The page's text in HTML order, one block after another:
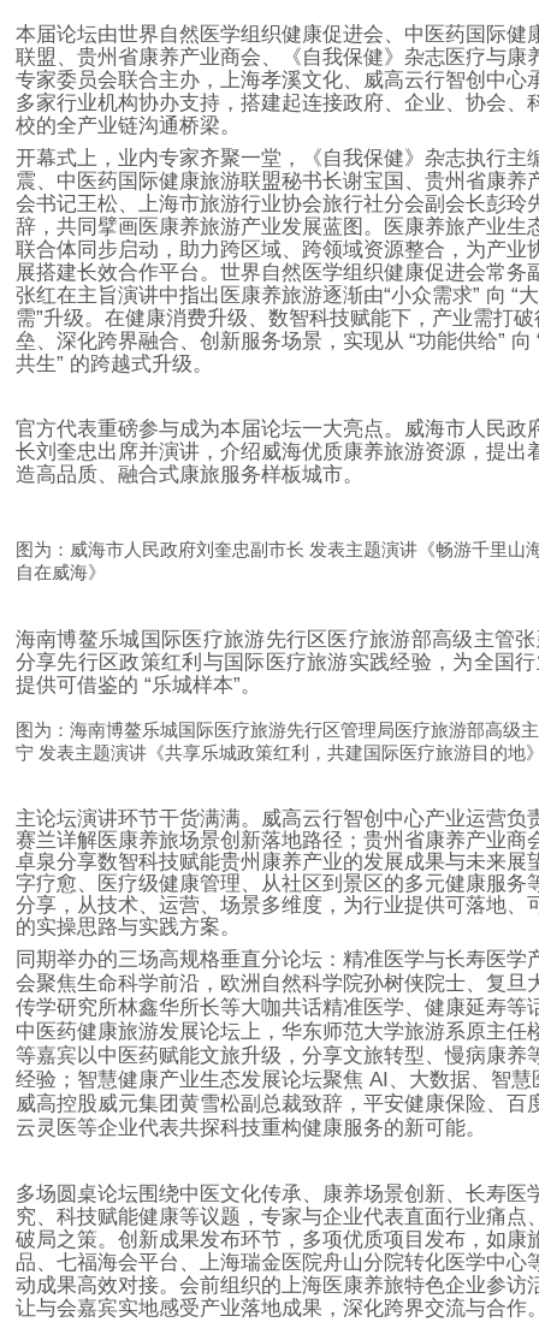
本届论坛由世界自然医学组织健康促进会、中医药国际健
联盟、贵州省康养产业商会、《自我保健》杂志医疗与康
专家委员会联合主办，上海孝溪文化、威高云行智创中心
多家行业机构协办支持，搭建起连接政府、企业、协会、
校的全产业链沟通桥梁。
开幕式上，业内专家齐聚一堂，《自我保健》杂志执行主
震、中医药国际健康旅游联盟秘书长谢宝国、贵州省康养
会书记王松、上海市旅游行业协会旅行社分会副会长彭玲
辞，共同擘画医康养旅游产业发展蓝图。医康养旅产业生
联合体同步启动，助力跨区域、跨领域资源整合，为产业
展搭建长效合作平台。 世界自然医学组织健康促进会常务
张红在主旨演讲中指出医康养旅游逐渐由“小众需求” 向 “
需”升级。在健康消费升级、数智科技赋能下，产业需打破
垒、深化跨界融合、创新服务场景，实现从 “功能供给” 向
共生” 的跨越式升级。
官方代表重磅参与成为本届论坛一大亮点。威海市人民政
长刘奎忠出席并演讲，介绍威海优质康养旅游资源，提出
造高品质、融合式康旅服务样板城市。
图为：威海市人民政府刘奎忠副市长 发表主题演讲《畅游千里山
自在威海》
海南博鳌乐城国际医疗旅游先行区医疗旅游部高级主管
分享先行区政策红利与国际医疗旅游实践经验，为全国
提供可借鉴的 “乐城样本”。
图为： 海南博鳌乐城国际医疗旅游先行区管理局医疗旅游部高级
宁 发表主题演讲《共享乐城政策红利，共建国际医疗旅游目的地
主论坛演讲环节干货满满。威高云行智创中心产业运营负
赛兰详解医康养旅场景创新落地路径；贵州省康养产业商
卓泉分享数智科技赋能贵州康养产业的发展成果与未来展
字疗愈、医疗级健康管理、从社区到景区的多元健康服务
分享，从技术、运营、场景多维度，为行业提供可落地、
的实操思路与实践方案。
同期举办的三场高规格垂直分论坛：精准医学与长寿医学
会聚焦生命科学前沿，欧洲自然科学院孙树侠院士、复旦
传学研究所林鑫华所长等大咖共话精准医学、健康延寿等
中医药健康旅游发展论坛上，华东师范大学旅游系原主任
等嘉宾以中医药赋能文旅升级，分享文旅转型、慢病康养
经验；智慧健康产业生态发展论坛聚焦 AI、大数据、智慧
威高控股威元集团黄雪松副总裁致辞，平安健康保险、百
云灵医等企业代表共探科技重构健康服务的新可能。
多场圆桌论坛围绕中医文化传承、康养场景创新、长寿医
究、科技赋能健康等议题，专家与企业代表直面行业痛点
破局之策。创新成果发布环节，多项优质项目发布，如康
品、七福海会平台、上海瑞金医院舟山分院转化医学中心
动成果高效对接。会前组织的上海医康养旅特色企业参访
让与会嘉宾实地感受产业落地成果，深化跨界交流与合作